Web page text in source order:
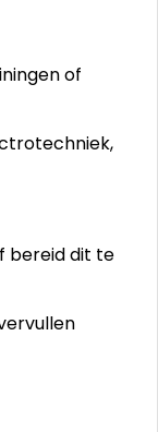
of
bereid dit te